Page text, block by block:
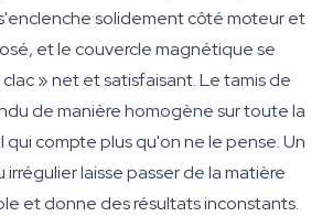
solidement côté moteur et
et le couvercle magnétique se
» net et satisfaisant. Le tamis de
de manière homogène sur toute la
compte plus qu'on ne le pense. Un
laisse passer de la matière
et donne des résultats inconstants.